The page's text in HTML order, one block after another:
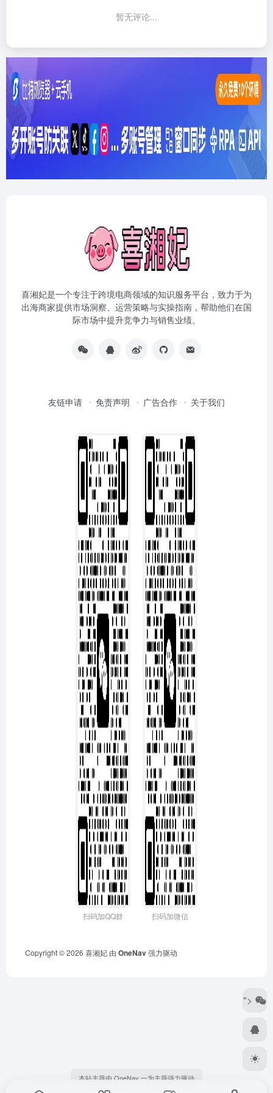
暂无评论...
喜湘妃是一个专注于跨境电商领域的知识服务平台，致力于为
出海商家提供市场洞察、运营策略与实操指南，帮助他们在国
际市场中提升竞争力与销售业绩。
友链申请 免责声明 广告合作 关于我们
扫码加QQ群 扫码加微信
Copyright © 2026 喜湘妃 由 OneNav强力驱动
">
本站主题由 OneNav 一为主题强力驱动